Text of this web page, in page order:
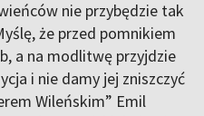
nie przybędzie tak
że przed pomnikiem
a na modlitwę przyjdzie
i nie damy jej zniszczyć
Wileńskim” Emil